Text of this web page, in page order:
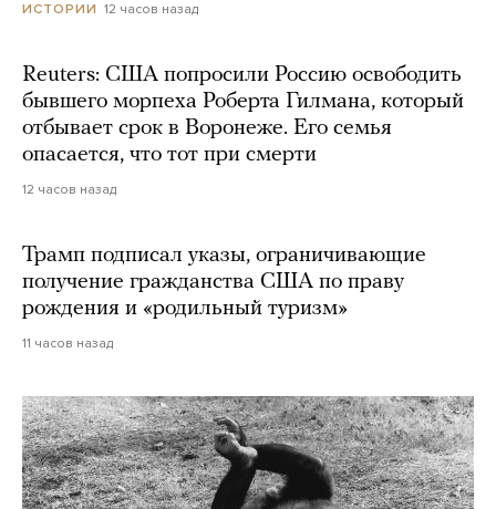
ИСТОРИИ 12 часов назад
Reuters: США попросили Россию освободить
бывшего морпеха Роберта Гилмана, который
отбывает срок в Воронеже. Его семья
опасается, что тот при смерти
12 часов назад
Трамп подписал указы, ограничивающие
получение гражданства США по праву
рождения и «родильный туризм»
11 часов назад